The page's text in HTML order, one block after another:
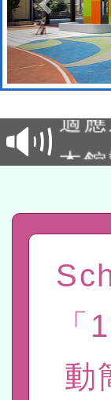
本
本
程
A3
「
t」
有
赴
轉
研
動